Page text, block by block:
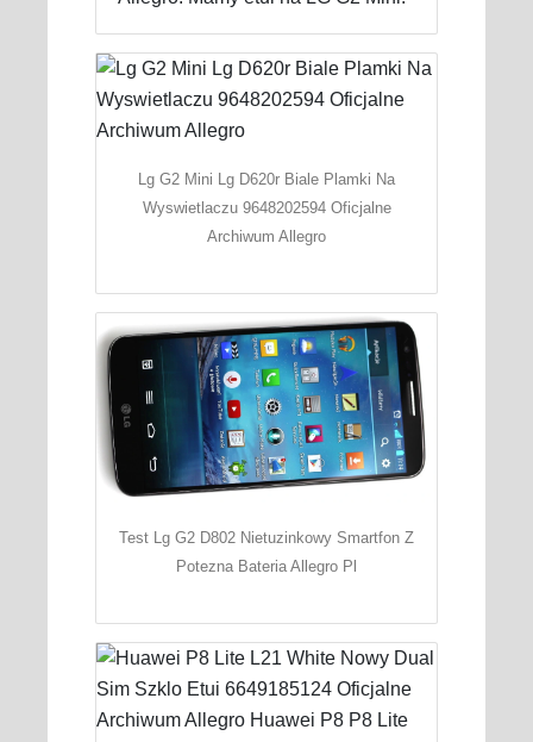
Lg G2 Mini Lg D620r Biale Plamki Na
Wyswietlaczu 9648202594 Oficjalne
Archiwum Allegro
Test Lg G2 D802 Nietuzinkowy Smartfon Z
Potezna Bateria Allegro Pl